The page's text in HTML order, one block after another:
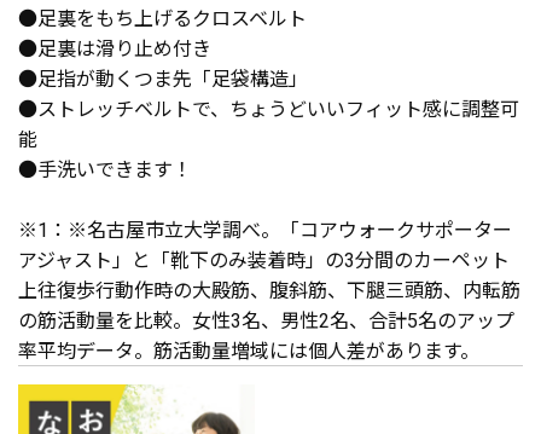
●足裏をもち上げるクロスベルト
●足裏は滑り止め付き
●足指が動くつま先「足袋構造」
●ストレッチベルトで、ちょうどいいフィット感に調整可
能
●手洗いできます！
※1：※名古屋市立大学調べ。「コアウォークサポーター
アジャスト」と「靴下のみ装着時」の3分間のカーペット
上往復歩行動作時の大殿筋、腹斜筋、下腿三頭筋、内転筋
の筋活動量を比較。女性3名、男性2名、合計5名のアップ
率平均データ。筋活動量増域には個人差があります。